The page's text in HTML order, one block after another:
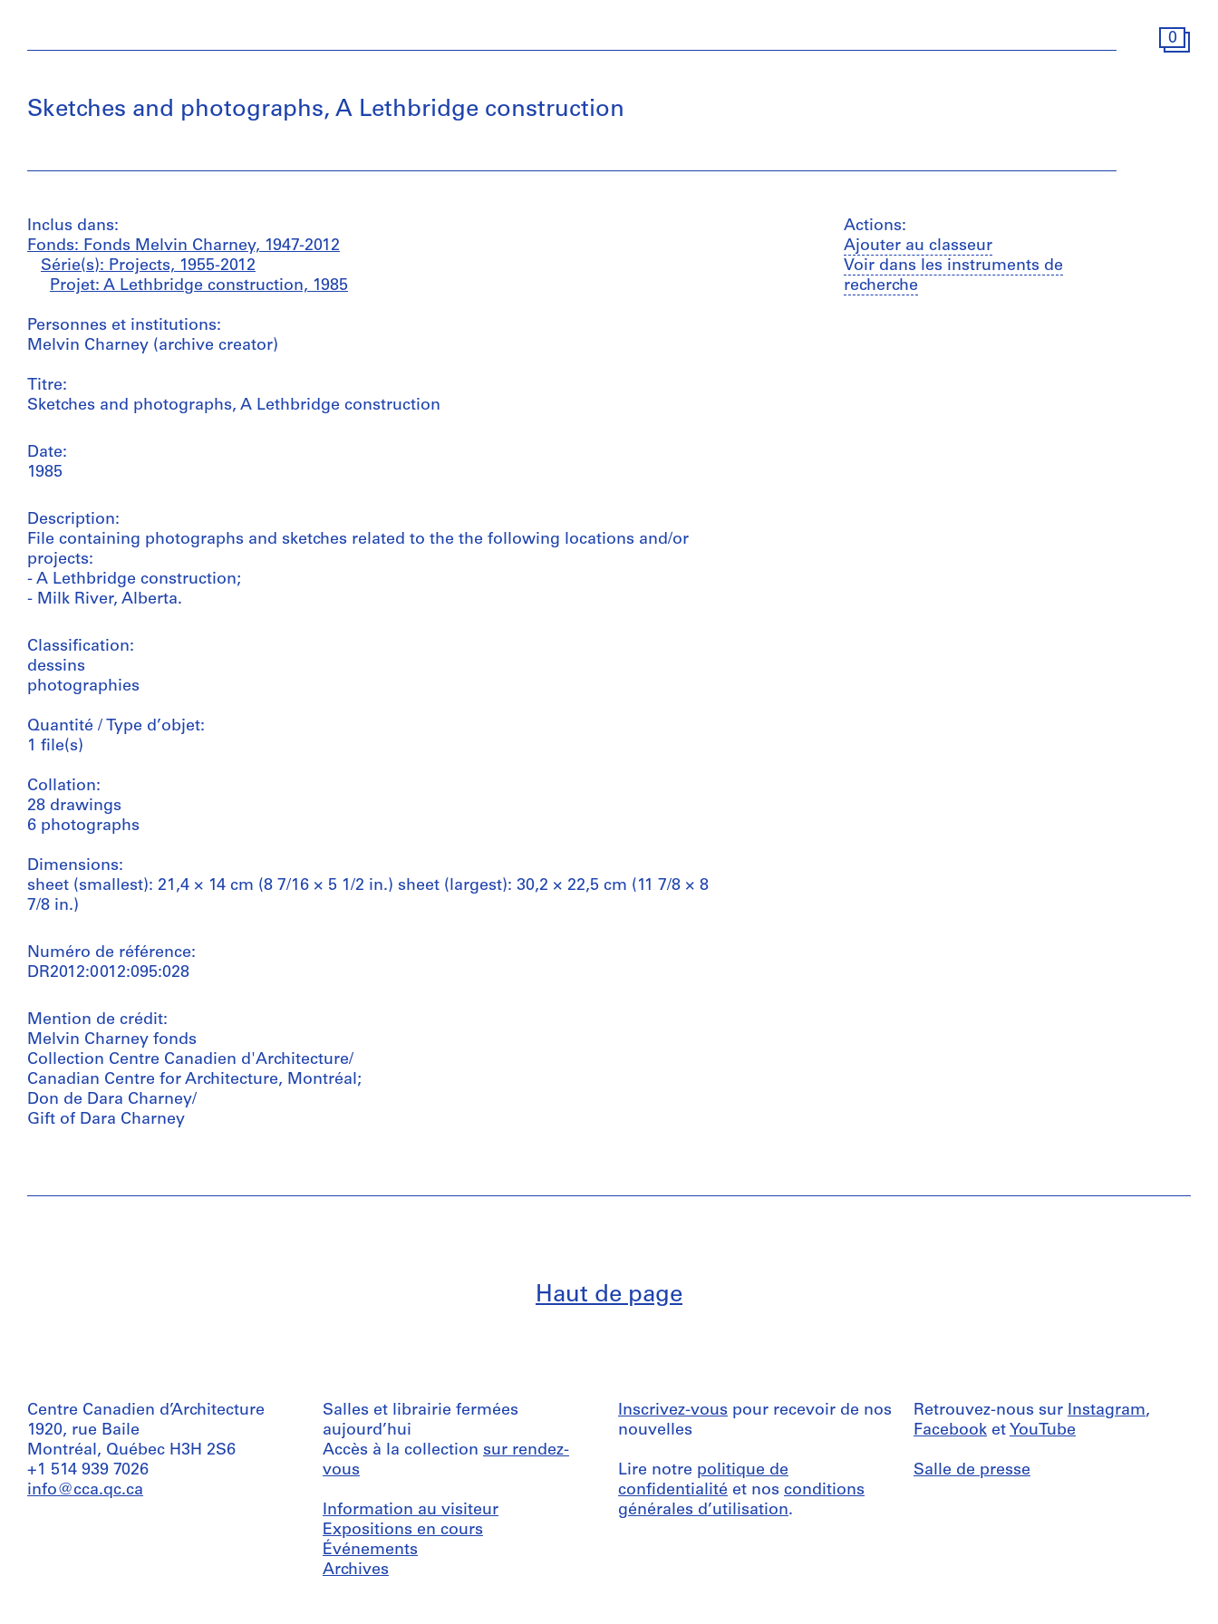
0
Sketches and photographs, A Lethbridge construction
Inclus dans:
Fonds: Fonds Melvin Charney, 1947-2012
Série(s): Projects, 1955-2012
Projet: A Lethbridge construction, 1985
Personnes et institutions:
Melvin Charney (archive creator)
Titre:
Sketches and photographs, A Lethbridge construction
Date:
1985
Description:
File containing photographs and sketches related to the the following locations and/or
projects:
- A Lethbridge construction;
- Milk River, Alberta.
Classification:
dessins
photographies
Quantité / Type d’objet:
1 file(s)
Collation:
28 drawings
6 photographs
Dimensions:
sheet (smallest): 21,4 × 14 cm (8 7/16 × 5 1/2 in.) sheet (largest): 30,2 × 22,5 cm (11 7/8 × 8
7/8 in.)
Numéro de référence:
DR2012:0012:095:028
Mention de crédit:
Melvin Charney fonds
Collection Centre Canadien d'Architecture/
Canadian Centre for Architecture, Montréal;
Don de Dara Charney/
Gift of Dara Charney
Actions:
Ajouter au classeur
Voir dans les instruments de
recherche
Haut de page
Centre Canadien d’Architecture
1920, rue Baile
Montréal, Québec H3H 2S6
+1 514 939 7026
info@cca.qc.ca
Salles et librairie fermées
aujourd’hui
Accès à la collection sur rendez-
vous
Information au visiteur
Expositions en cours
Événements
Archives
Inscrivez-vous pour recevoir de nos
nouvelles
Lire notre politique de
confidentialité et nos conditions
générales d’utilisation.
Retrouvez-nous sur Instagram,
Facebook et YouTube
Salle de presse